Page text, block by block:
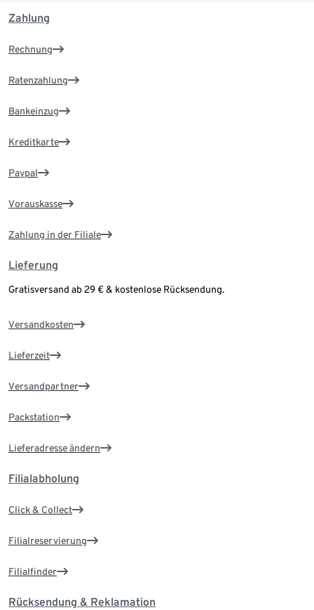
Zahlung
Rechnung
Ratenzahlung
Bankeinzug
Kreditkarte
Paypal
Vorauskasse
Zahlung in der Filiale
Lieferung
Gratisversand ab 29 € & kostenlose Rücksendung.
Versandkosten
Lieferzeit
Versandpartner
Packstation
Lieferadresse ändern
Filialabholung
Click & Collect
Filialreservierung
Filialfinder
Rücksendung & Reklamation